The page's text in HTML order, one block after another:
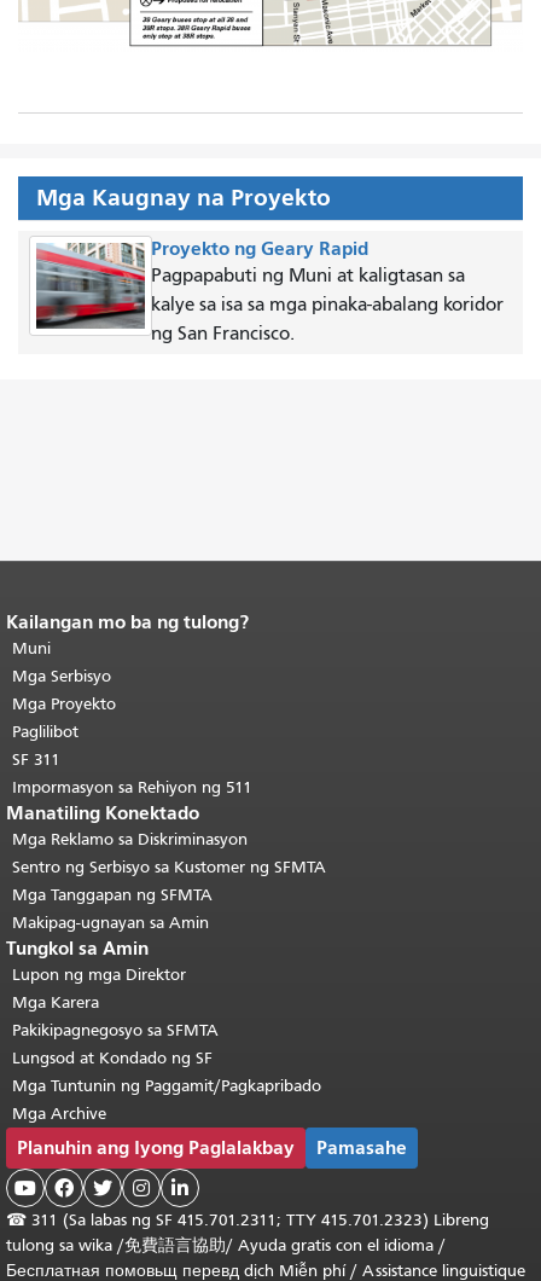
Mga Kaugnay na Proyekto
Proyekto ng Geary Rapid
Pagpapabuti ng Muni at kaligtasan sa
kalye sa isa sa mga pinaka-abalang koridor
ng San Francisco.
Katapusan ng nilalaman ng
pahina.
pahinang ito ay nauulit sa bawat
pahina.Bumalik sa tuktok ng
pangunahing nilalaman
Kailangan mo ba ng tulong?
Muni
Mga Serbisyo
Mga Proyekto
Paglilibot
SF 311
Impormasyon sa Rehiyon ng 511
Manatiling Konektado
Mga Reklamo sa Diskriminasyon
Sentro ng Serbisyo sa Kustomer ng SFMTA
Mga Tanggapan ng SFMTA
Makipag-ugnayan sa Amin
Tungkol sa Amin
Lupon ng mga Direktor
Mga Karera
Pakikipagnegosyo sa SFMTA
Lungsod at Kondado ng SF
Mga Tuntunin ng Paggamit/Pagkapribado
Mga Archive
Planuhin ang Iyong Paglalakbay Pamasahe
    
☎ 311 (Sa labas ng SF 415.701.2311; TTY 415.701.2323) Libreng
tulong sa wika /免費語言協助/ Ayuda gratis con el idioma /
Бесплатная помовьщ перевд dịch Miễn phí/ Assistance linguistique